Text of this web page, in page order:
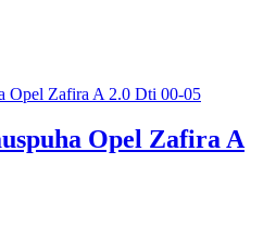
Opel Zafira A